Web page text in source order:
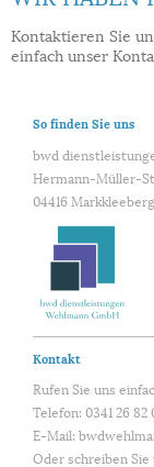
Kontaktieren Sie
einfach unser
So finden Sie uns
bwd
Hermann-Müller-
04416 Markkleeberg
Kontakt
Rufen Sie uns
Telefon: 0341 26 82
E-Mail:
Oder schreiben